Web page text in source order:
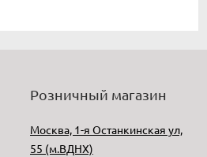
Розничный магазин
Москва, 1-я Останкинская ул,
55 (м.ВДНХ)